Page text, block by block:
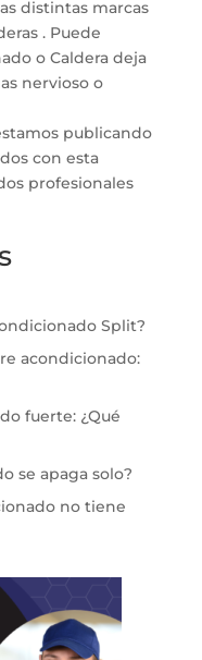
distintas marcas
. Puede
o Caldera deja
nervioso o
publicando
con esta
profesionales
Split?
acondicionado:
fuerte: ¿Qué
se apaga solo?
no tiene